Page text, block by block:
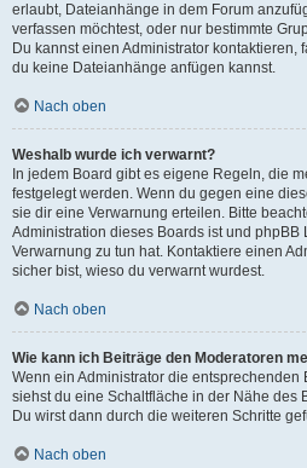
erlaubt, Dateianhänge in dem Forum
verfassen möchtest, oder nur bestimmte
Du kannst einen Administrator kontaktieren,
du keine Dateianhänge anfügen kannst.
Nach oben
Weshalb wurde ich verwarnt?
In jedem Board gibt es eigene Regeln, die
festgelegt werden. Wenn du gegen eine
sie dir eine Verwarnung erteilen. Bitte
Administration dieses Boards ist und phpBB
Verwarnung zu tun hat. Kontaktiere einen
sicher bist, wieso du verwarnt wurdest.
Nach oben
Wie kann ich Beiträge den Moderatoren
Wenn ein Administrator die
siehst du eine Schaltfläche in der Nähe des
Du wirst dann durch die weiteren Schritte
Nach oben